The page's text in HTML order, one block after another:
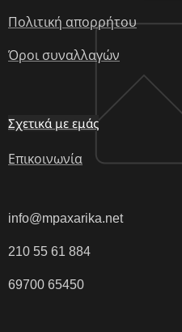
Πολιτική απορρήτου
Όροι συναλλαγών
Σχετικά με εμάς
Επικοινωνία
info@mpaxarika.net
210 55 61 884
69700 65450